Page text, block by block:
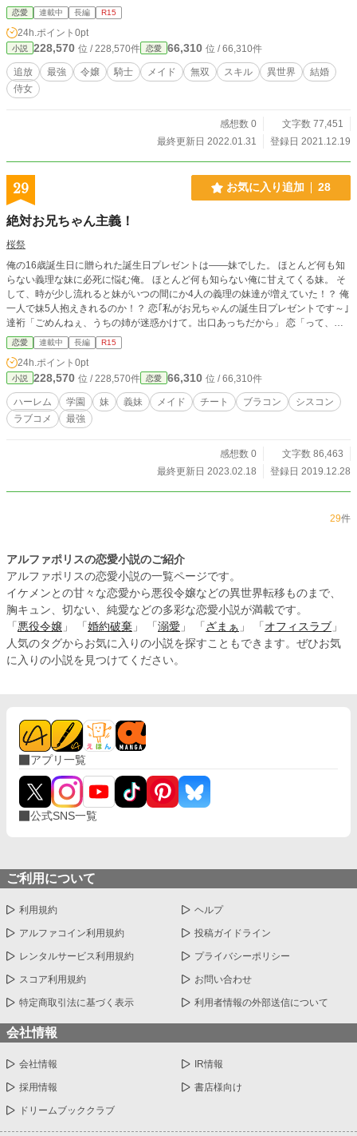
でバッタバッタとなぎ倒す実力の持ち主。 あまりにも強い為、『入り婿』を迎
える為のお見合いも、相手に会う事さえなく、断られ続けた。 父オーバンがよ
うやくセッティングしたお見合いも、ロゼールが相手の失礼な物言いをとっち
め、あえなくご破算に。 しかし女性当主を認めない王国の方針の為、「入り婿
が必要だあ！」と怒る父は、 ロゼールを無理やり結婚させる為、修道院で、花
嫁修行、行儀見習いをする事を命じた。 ラパン修道院へ入って花嫁修業をする
ロゼールは、 『オーガスレイヤー』と噂される美貌の公爵家令嬢ベアトリス・
恋愛 連載中 長編 R15
24h.ポイント 0pt
小説 228,570 位 / 228,570件 恋愛 66,310 位 / 66,310件
追放 最強 令嬢 騎士 メイド 無双 スキル 異世界
結婚
侍女
感想数 0
文字数 77,451
最終更新日 2022.01.31
登録日 2021.12.19
29 お気に入り追加 28
絶対お兄ちゃん主義！
桜祭
俺の16歳誕生日に贈られた誕生日プレゼントは――妹でした。 ほとんど何も知
らない義理な妹に必死に悩む俺。 ほとんど何も知らない俺に甘えてくる妹。 そ
して、時が少し流れると妹がいつの間にか4人の義理の妹達が増えていた！？ 俺
一人で妹5人抱えきれるのか！？ 恋｢私がお兄ちゃんの誕生日プレゼントです～｣
達裄「ごめんねぇ、うちの姉が迷惑かけて。出口あっちだから」 恋「って、な
んか私が頭かわいそうな人じゃないですか！？」 甘えん坊だけどしっかり者の
長女、遠野 恋。 不思議系なミステリアスの次女、遠野 葉子。 元気なムードメー
カーの三女、遠野 音。 マイペースな我が道をゆく四女、遠野 瑠璃。 ツンツンな
生意気末っ子、遠野 めぐり。 ……まじか！？ 検索 シスコン 義妹 ハーレム 萌
え？ シチュ エロ パロディ ギャグ メイド ロリコン 攻略出来ない、解説されな
い、お嬢様でもツンデレでもない金髪ツインテールの作者から優遇された可愛く
て可愛くない伝説の不遇な後輩西川流亜 ※まだ構想段階でキャラクターの特徴
チート属性持ちです ※最近妹よりも妹じゃないキャラのハーレム多いです ※エ
ブリスタ、カクヨム、ノベルアップ+、ノベルバでも公開しています
恋愛 連載中 長編 R15
24h.ポイント 0pt
小説 228,570 位 / 228,570件 恋愛 66,310 位 / 66,310件
ハーレム 学園 妹 義妹 メイド チート ブラコン
シスコン
ラブコメ
最強
感想数 0
文字数 86,463
最終更新日 2023.02.18
登録日 2019.12.28
29件
アルファポリスの恋愛小説のご紹介
アルファポリスの恋愛小説の一覧ページです。
イケメンとの甘々な恋愛から悪役令嬢などの異世界転移ものまで、
胸キュン、切ない、純愛などの多彩な恋愛小説が満載です。
「 悪役令嬢 」 「 婚約破棄 」 「 溺愛 」 「 ざまぁ 」 「 オフィスラブ 」
人気のタグからお気に入りの小説を探すこともできます。ぜひお気
に入りの小説を見つけてください。
アプリ一覧
公式SNS一覧
ご利用について
利用規約 ヘルプ
アルファコイン利用規約 投稿ガイドライン
レンタルサービス利用規約 プライバシーポリシー
スコア利用規約 お問い合わせ
特定商取引法に基づく表示 利用者情報の外部送信について
会社情報
会社情報 IR情報
採用情報 書店様向け
ドリームブッククラブ